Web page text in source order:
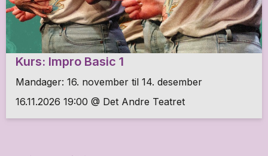
Kurs: Impro Basic 1
Mandager: 16. november til 14. desember
16.11.2026 19:00 @ Det Andre Teatret